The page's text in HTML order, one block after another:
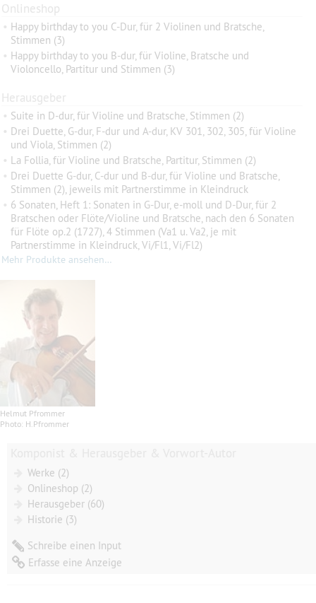
Onlineshop
• Happy birthday to you C-Dur, für 2 Violinen und Bratsche,
Stimmen (3)
• Happy birthday to you B-dur, für Violine, Bratsche und
Violoncello, Partitur und Stimmen (3)
Herausgeber
• Suite in D-dur, für Violine und Bratsche, Stimmen (2)
• Drei Duette, G-dur, F-dur und A-dur, KV 301, 302, 305, für Violine
und Viola, Stimmen (2)
• La Follia, für Violine und Bratsche, Partitur, Stimmen (2)
• Drei Duette G-dur, C-dur und B-dur, für Violine und Bratsche,
Stimmen (2), jeweils mit Partnerstimme in Kleindruck
• 6 Sonaten, Heft 1: Sonaten in G-Dur, e-moll und D-Dur, für 2
Bratschen oder Flöte/Violine und Bratsche, nach den 6 Sonaten
für Flöte op.2 (1727), 4 Stimmen (Va1 u. Va2, je mit
Partnerstimme in Kleindruck, Vi/Fl1, Vi/Fl2)
Mehr Produkte ansehen…
Helmut Pfrommer
Photo: H.Pfrommer
Werke (2)
Onlineshop (2)
Herausgeber (60)
Historie (3)
Schreibe einen Input
Erfasse eine Anzeige